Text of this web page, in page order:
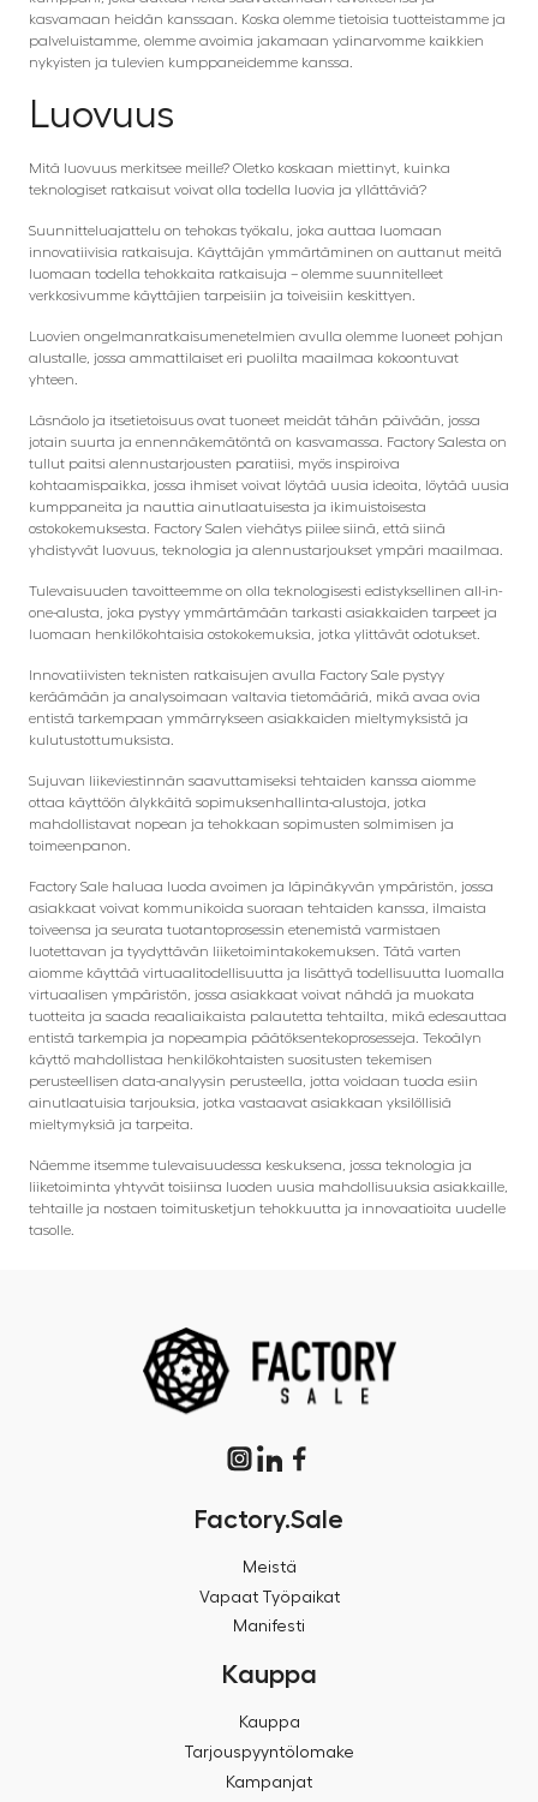
kasvamaan heidän kanssaan. Koska olemme tietoisia tuotteistamme ja
palveluistamme, olemme avoimia jakamaan ydinarvomme kaikkien
nykyisten ja tulevien kumppaneidemme kanssa.
Luovuus
Mitä luovuus merkitsee meille? Oletko koskaan miettinyt, kuinka
teknologiset ratkaisut voivat olla todella luovia ja yllättäviä?
Suunnitteluajattelu on tehokas työkalu, joka auttaa luomaan
innovatiivisia ratkaisuja. Käyttäjän ymmärtäminen on auttanut meitä
luomaan todella tehokkaita ratkaisuja – olemme suunnitelleet
verkkosivumme käyttäjien tarpeisiin ja toiveisiin keskittyen.
Luovien ongelmanratkaisumenetelmien avulla olemme luoneet pohjan
alustalle, jossa ammattilaiset eri puolilta maailmaa kokoontuvat
yhteen.
Läsnäolo ja itsetietoisuus ovat tuoneet meidät tähän päivään, jossa
jotain suurta ja ennennäkemätöntä on kasvamassa. Factory Salesta on
tullut paitsi alennustarjousten paratiisi, myös inspiroiva
kohtaamispaikka, jossa ihmiset voivat löytää uusia ideoita, löytää uusia
kumppaneita ja nauttia ainutlaatuisesta ja ikimuistoisesta
ostokokemuksesta. Factory Salen viehätys piilee siinä, että siinä
yhdistyvät luovuus, teknologia ja alennustarjoukset ympäri maailmaa.
Tulevaisuuden tavoitteemme on olla teknologisesti edistyksellinen all-in-
one-alusta, joka pystyy ymmärtämään tarkasti asiakkaiden tarpeet ja
luomaan henkilökohtaisia ostokokemuksia, jotka ylittävät odotukset.
Innovatiivisten teknisten ratkaisujen avulla Factory Sale pystyy
keräämään ja analysoimaan valtavia tietomääriä, mikä avaa ovia
entistä tarkempaan ymmärrykseen asiakkaiden mieltymyksistä ja
kulutustottumuksista.
Sujuvan liikeviestinnän saavuttamiseksi tehtaiden kanssa aiomme
ottaa käyttöön älykkäitä sopimuksenhallinta-alustoja, jotka
mahdollistavat nopean ja tehokkaan sopimusten solmimisen ja
toimeenpanon.
Factory Sale haluaa luoda avoimen ja läpinäkyvän ympäristön, jossa
asiakkaat voivat kommunikoida suoraan tehtaiden kanssa, ilmaista
toiveensa ja seurata tuotantoprosessin etenemistä varmistaen
luotettavan ja tyydyttävän liiketoimintakokemuksen. Tätä varten
aiomme käyttää virtuaalitodellisuutta ja lisättyä todellisuutta luomalla
virtuaalisen ympäristön, jossa asiakkaat voivat nähdä ja muokata
tuotteita ja saada reaaliaikaista palautetta tehtailta, mikä edesauttaa
entistä tarkempia ja nopeampia päätöksentekoprosesseja. Tekoälyn
käyttö mahdollistaa henkilökohtaisten suositusten tekemisen
perusteellisen data-analyysin perusteella, jotta voidaan tuoda esiin
ainutlaatuisia tarjouksia, jotka vastaavat asiakkaan yksilöllisiä
mieltymyksiä ja tarpeita.
Näemme itsemme tulevaisuudessa keskuksena, jossa teknologia ja
liiketoiminta yhtyvät toisiinsa luoden uusia mahdollisuuksia asiakkaille,
tehtaille ja nostaen toimitusketjun tehokkuutta ja innovaatioita uudelle
tasolle.
Factory.Sale
Meistä
Vapaat Työpaikat
Manifesti
Kauppa
Kauppa
Tarjouspyyntölomake
Kampanjat